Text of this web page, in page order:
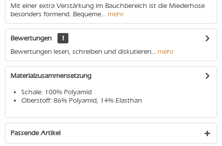
Mit einer extra Verstärkung im Bauchbereich ist die Miederhose
besonders formend. Bequeme... mehr
Bewertungen
1
Bewertungen lesen, schreiben und diskutieren... mehr
Materialzusammensetzung
Schale: 100% Polyamid
Oberstoff: 86% Polyamid, 14% Elasthan
Passende Artikel